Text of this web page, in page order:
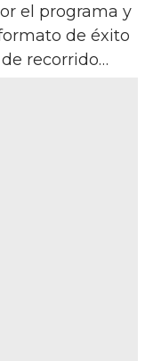
el programa y
de éxito
recorrido…